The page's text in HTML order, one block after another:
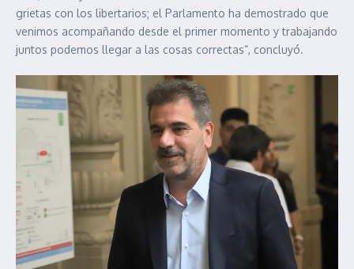
grietas con los libertarios; el Parlamento ha demostrado que
venimos acompañando desde el primer momento y trabajando
juntos podemos llegar a las cosas correctas”, concluyó.